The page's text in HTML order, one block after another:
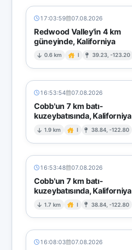
17:03:59 07.08.2026
Redwood Valley'in 4 km
güneyinde, Kaliforniya
0.6 km I 39.23, -123.20
16:53:54 07.08.2026
Cobb'un 7 km batı-
kuzeybatısında, Kaliforniya
1.9 km I 38.84, -122.80
16:53:48 07.08.2026
Cobb'un 7 km batı-
kuzeybatısında, Kaliforniya
1.7 km I 38.84, -122.80
16:08:03 07.08.2026